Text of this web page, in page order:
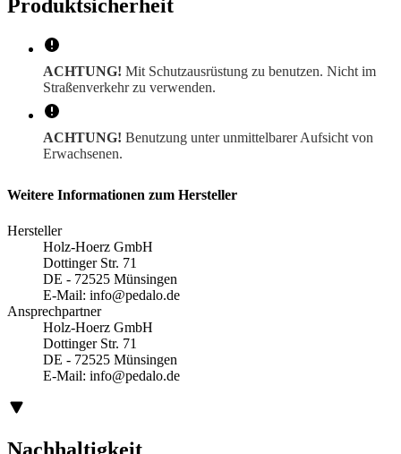
Produktsicherheit
ACHTUNG! Mit Schutzausrüstung zu benutzen. Nicht im
Straßenverkehr zu verwenden.
ACHTUNG! Benutzung unter unmittelbarer Aufsicht von
Erwachsenen.
Weitere Informationen zum Hersteller
Hersteller
Holz-Hoerz GmbH
Dottinger Str. 71
DE - 72525 Münsingen
E-Mail: info@pedalo.de
Ansprechpartner
Holz-Hoerz GmbH
Dottinger Str. 71
DE - 72525 Münsingen
E-Mail: info@pedalo.de
Nachhaltigkeit